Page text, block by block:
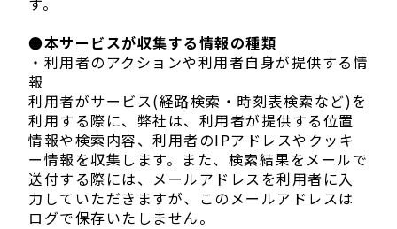
●本サービスが収集する情報の種類
・利用者のアクションや利用者自身が提供する情
報
利用者がサービス(経路検索・時刻表検索など)を
利用する際に、弊社は、利用者が提供する位置
情報や検索内容、利用者のIPアドレスやクッキ
ー情報を収集します。また、検索結果をメールで
送付する際には、メールアドレスを利用者に入
力していただきますが、このメールアドレスは
ログで保存いたしません。